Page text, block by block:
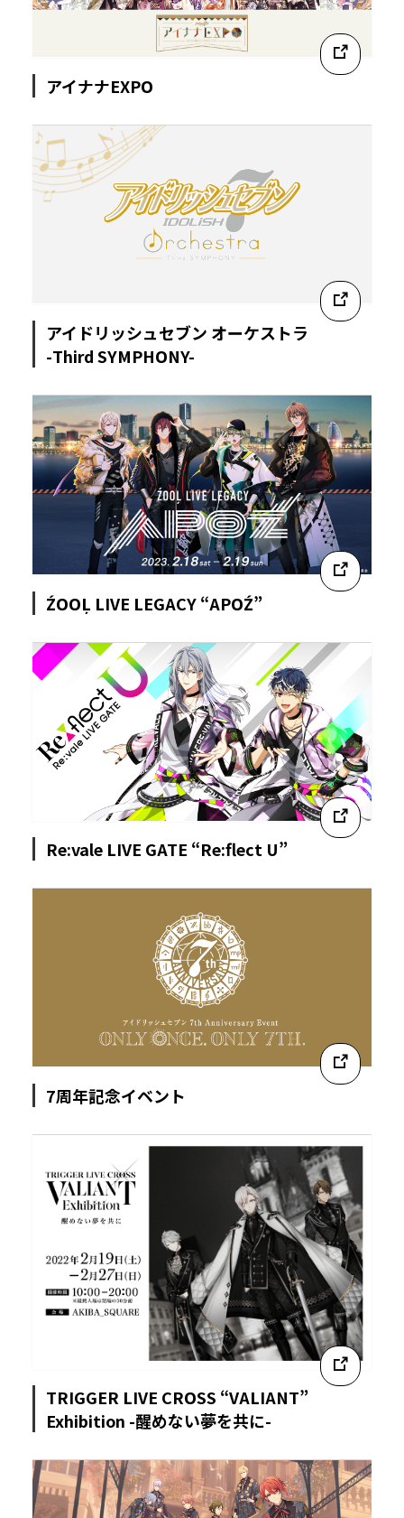
アイナナEXPO
アイドリッシュセブン オーケストラ
-Third SYMPHONY-
ŹOOĻ LIVE LEGACY “APOŹ”
Re:vale LIVE GATE “Re:flect U”
7周年記念イベント
TRIGGER LIVE CROSS “VALIANT”
Exhibition -醒めない夢を共に-